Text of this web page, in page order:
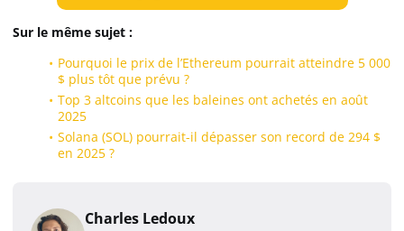
Sur le même sujet :
Pourquoi le prix de l’Ethereum pourrait atteindre 5 000
$ plus tôt que prévu ?
Top 3 altcoins que les baleines ont achetés en août
2025
Solana (SOL) pourrait-il dépasser son record de 294 $
en 2025 ?
Charles Ledoux